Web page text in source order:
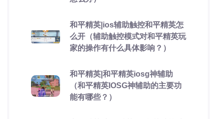
和平精英|ios辅助触控和平精英怎
么开（辅助触控模式对和平精英玩
家的操作有什么具体影响？）
和平精英|和平精英iosg神辅助
（和平精英IOSG神辅助的主要功
能有哪些？）